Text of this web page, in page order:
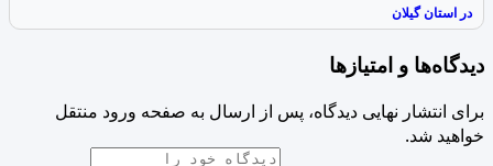
در استان گیلان
دیدگاه‌ها و امتیازها
برای انتشار نهایی دیدگاه، پس از ارسال به صفحه ورود منتقل
خواهید شد.